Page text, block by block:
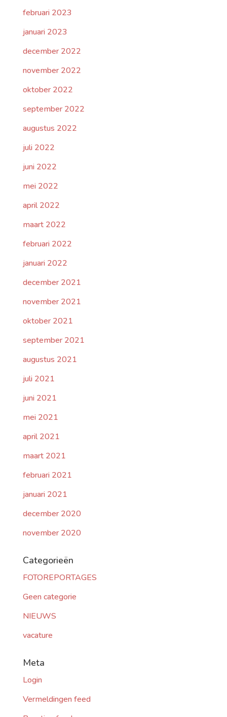
februari 2023
januari 2023
december 2022
november 2022
oktober 2022
september 2022
augustus 2022
juli 2022
juni 2022
mei 2022
april 2022
maart 2022
februari 2022
januari 2022
december 2021
november 2021
oktober 2021
september 2021
augustus 2021
juli 2021
juni 2021
mei 2021
april 2021
maart 2021
februari 2021
januari 2021
december 2020
november 2020
Categorieën
FOTOREPORTAGES
Geen categorie
NIEUWS
vacature
Meta
Login
Vermeldingen feed